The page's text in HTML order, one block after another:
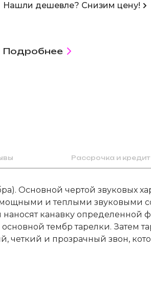
Нашли дешевле? Снизим цену!
Подробнее
Рассрочка и кредит
Основной чертой звуковых
и теплыми звуковыми
канавку определенной
тембр тарелки. Затем
четкий и прозрачный звон,